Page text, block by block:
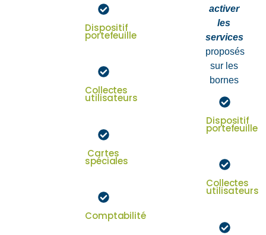
Dispositif
portefeuille
Collectes
utilisateurs
Cartes
spéciales
Comptabilité
activer
les
services
proposés
sur les
bornes
Dispositif
portefeuille
Collectes
utilisateurs